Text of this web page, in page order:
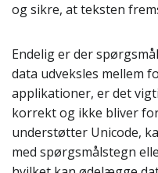
og sikre, at teksten
Endelig er der
data udveksles mellem
applikationer, er det
korrekt og ikke bliver
understøtter Unicode,
med spørgsmålstegn